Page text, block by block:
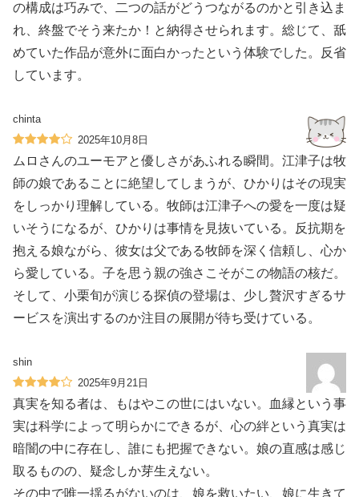
の構成は巧みで、二つの話がどうつながるのかと引き込ま
れ、終盤でそう来たか！と納得させられます。総じて、舐
めていた作品が意外に面白かったという体験でした。反省
しています。
chinta
2025年10月8日
ムロさんのユーモアと優しさがあふれる瞬間。江津子は牧
師の娘であることに絶望してしまうが、ひかりはその現実
をしっかり理解している。牧師は江津子への愛を一度は疑
いそうになるが、ひかりは事情を見抜いている。反抗期を
抱える娘ながら、彼女は父である牧師を深く信頼し、心か
ら愛している。子を思う親の強さこそがこの物語の核だ。
そして、小栗旬が演じる探偵の登場は、少し贅沢すぎるサ
ービスを演出するのか注目の展開が待ち受けている。
shin
2025年9月21日
真実を知る者は、もはやこの世にはいない。血縁という事
実は科学によって明らかにできるが、心の絆という真実は
暗闇の中に存在し、誰にも把握できない。娘の直感は感じ
取るものの、疑念しか芽生えない。
その中で唯一揺るがないのは、娘を救いたい、娘に生きて